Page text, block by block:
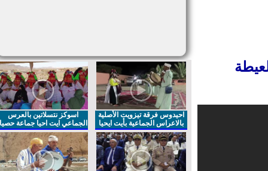
احيدوس فرقة تيزويت الأصلية
بالاعراس الجماعية بأيت ايحيا
اسوكز نتسلاتين بالعرس
الجماعي ايت احيا جماعة حصيا